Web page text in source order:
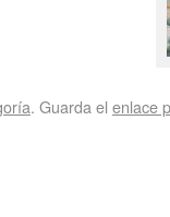
. Guarda el enlace